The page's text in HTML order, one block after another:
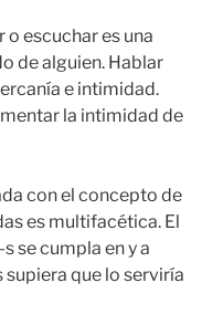
o escuchar es una
de alguien. Hablar
e intimidad.
la intimidad de
con el concepto de
es multifacética. El
se cumpla en y a
que lo serviría